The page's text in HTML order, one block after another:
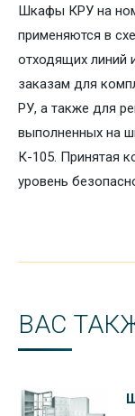
Шкафы КРУ на
применяются в
отходящих линий
заказам для
РУ, а также для
выполненных на
К-105. Принятая
уровень
ВАС